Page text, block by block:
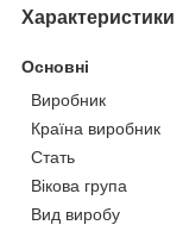
Характеристики
Основні
Виробник
Країна виробник
Стать
Вікова група
Вид виробу